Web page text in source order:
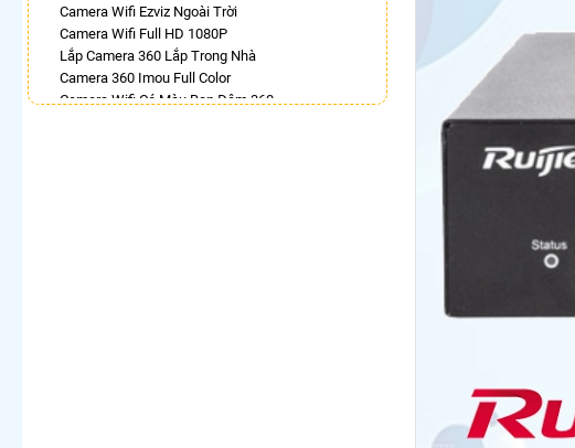
Camera Wifi Ezviz Ngoài Trời
Camera Wifi Full HD 1080P
Lắp Camera 360 Lắp Trong Nhà
Camera 360 Imou Full Color
Camera Wifi Có Màu Ban Đêm 360